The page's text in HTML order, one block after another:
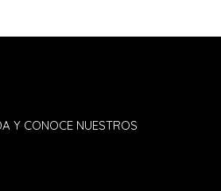
Y CONOCE NUESTROS